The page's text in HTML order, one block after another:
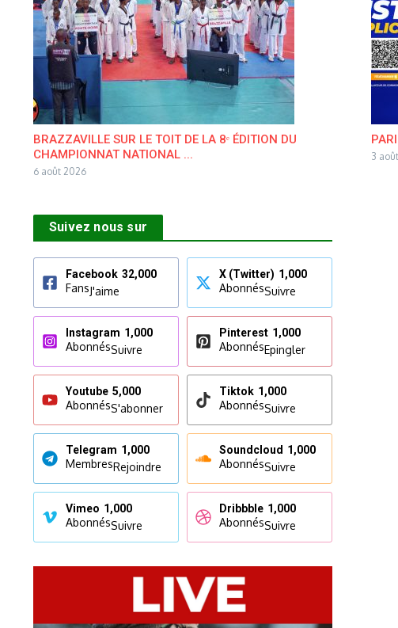
BRAZZAVILLE SUR LE TOIT DE LA 8ᵉ ÉDITION DU
CHAMPIONNAT NATIONAL ...
6 août 2026
3
Suivez nous sur
Facebook 32,000
FansJ'aime
X (Twitter) 1,000
AbonnésSuivre
Instagram 1,000
AbonnésSuivre
Pinterest 1,000
AbonnésEpingler
Youtube 5,000
AbonnésS'abonner
Tiktok 1,000
AbonnésSuivre
Telegram 1,000
MembresRejoindre
Soundcloud 1,000
AbonnésSuivre
Vimeo 1,000
AbonnésSuivre
Dribbble 1,000
AbonnésSuivre